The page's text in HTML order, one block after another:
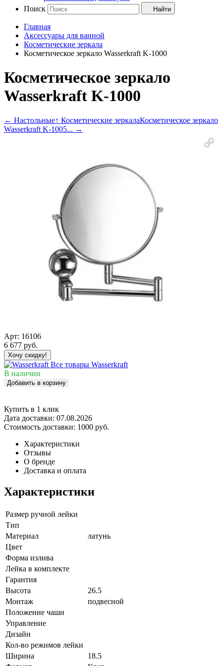
Поиск
Найти
Главная
Аксессуары для ванной
Косметические зеркала
Косметическое зеркало Wasserkraft K-1000
Косметическое зеркало
Wasserkraft K-1000
← Настольные↑ Косметические зеркалаКосметическое зеркало
Wasserkraft K-1005... →
Арт: 16106
6 677 руб.
Хочу скидку!
Все товары Wasserkraft
В наличии
Добавить в корзину
Купить в 1 клик
Дата доставки: 07.08.2026
Стоимость доставки: 1000 руб.
Характеристики
Отзывы
О бренде
Доставка и оплата
Характеристики
Размер ручной лейки
Тип
Материал
латунь
Цвет
Форма излива
Лейка в комплекте
Гарантия
Высота
26.5
Монтаж
подвесной
Положение чаши
Управление
Дизайн
Кол-во режимов лейки
Ширина
18.5